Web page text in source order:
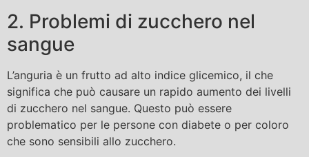
2. Problemi di zucchero nel
sangue
L’anguria è un frutto ad alto indice glicemico, il che
significa che può causare un rapido aumento dei livelli
di zucchero nel sangue. Questo può essere
problematico per le persone con diabete o per coloro
che sono sensibili allo zucchero.